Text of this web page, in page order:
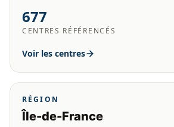
677
CENTRES RÉFÉRENCÉS
Voir les centres
RÉGION
Île-de-France